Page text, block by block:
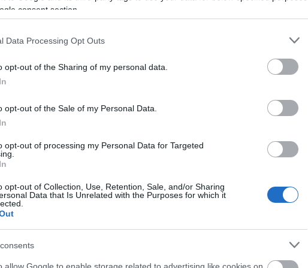
consent section.
Data Processing Opt Outs
opt-out of the Sharing of my personal data.
opt-out of the Sale of my Personal Data.
opt-out of processing my Personal Data for Targeted
opt-out of Collection, Use, Retention, Sale, and/or Sharing
Data that Is Unrelated with the Purposes for which it
får gå
nei
SCHEVE
få gå verdenscuprenn
Landslagspresentasjo
BY INGEBORG SCHEVE 21.04.2023